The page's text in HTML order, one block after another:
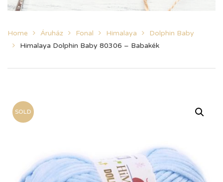
Home Áruház Fonal Himalaya
Dolphin Baby
Himalaya Dolphin Baby 80306 – Babakék
SOLD